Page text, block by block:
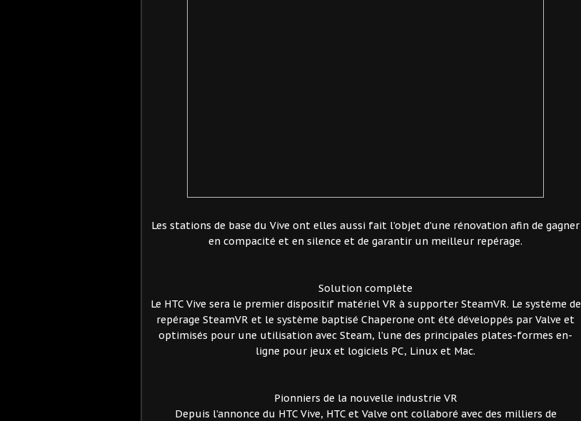
Les stations de base du Vive ont elles aussi fait l’objet d’une rénovation afin de gagner
en compacité et en silence et de garantir un meilleur repérage.
Solution complète
Le HTC Vive sera le premier dispositif matériel VR à supporter SteamVR. Le système de
repérage SteamVR et le système baptisé Chaperone ont été développés par Valve et
optimisés pour une utilisation avec Steam, l’une des principales plates-formes en-
ligne pour jeux et logiciels PC, Linux et Mac.
Pionniers de la nouvelle industrie VR
Depuis l’annonce du HTC Vive, HTC et Valve ont collaboré avec des milliers de